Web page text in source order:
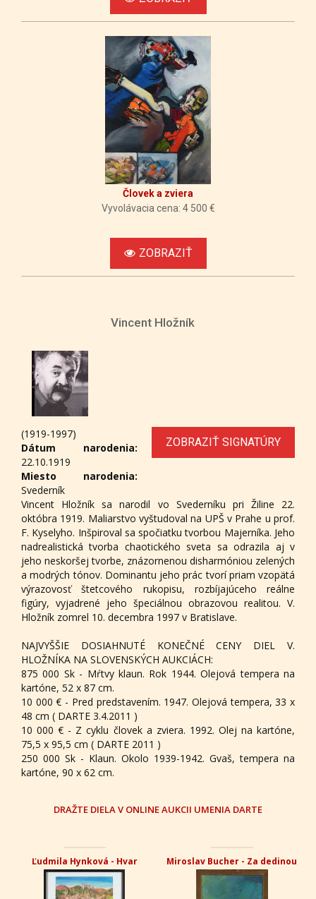
Človek a zviera
Vyvolávacia cena: 4 500 €
ZOBRAZIŤ
Vincent Hložník
ZOBRAZIŤ SIGNATÚRY
(1919-1997)
Dátum narodenia:
22.10.1919
Miesto narodenia:
Svederník
Vincent Hložník sa narodil vo Svederníku pri Žiline 22.
októbra 1919. Maliarstvo vyštudoval na UPŠ v Prahe u prof.
F. Kyselyho. Inšpiroval sa spočiatku tvorbou Majerníka. Jeho
nadrealistická tvorba chaotického sveta sa odrazila aj v
jeho neskoršej tvorbe, znázornenou disharmóniou zelených
a modrých tónov. Dominantu jeho prác tvorí priam vzopätá
výrazovosť štetcového rukopisu, rozbíjajúceho reálne
figúry, vyjadrené jeho špeciálnou obrazovou realitou. V.
Hložník zomrel 10. decembra 1997 v Bratislave.
NAJVYŠŠIE DOSIAHNUTÉ KONEČNÉ CENY DIEL V.
HLOŽNÍKA NA SLOVENSKÝCH AUKCIÁCH:
875 000 Sk - Mŕtvy klaun. Rok 1944. Olejová tempera na
kartóne, 52 x 87 cm.
10 000 € - Pred predstavením. 1947. Olejová tempera, 33 x
48 cm ( DARTE 3.4.2011 )
10 000 € - Z cyklu človek a zviera. 1992. Olej na kartóne,
75,5 x 95,5 cm ( DARTE 2011 )
250 000 Sk - Klaun. Okolo 1939-1942. Gvaš, tempera na
kartóne, 90 x 62 cm.
DRAŽTE DIELA V ONLINE AUKCII UMENIA DARTE
Ľudmila Hynková - Hvar Miroslav Bucher - Za dedinou